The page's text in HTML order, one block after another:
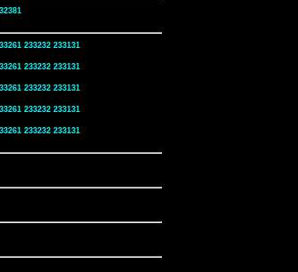
233232 233131
233232 233131
233232 233131
233232 233131
233232 233131